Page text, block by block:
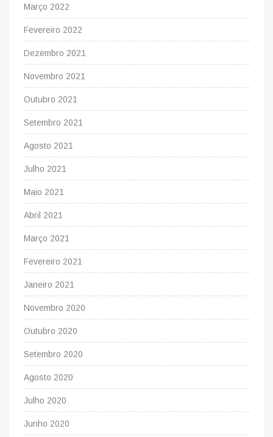
Março 2022
Fevereiro 2022
Dezembro 2021
Novembro 2021
Outubro 2021
Setembro 2021
Agosto 2021
Julho 2021
Maio 2021
Abril 2021
Março 2021
Fevereiro 2021
Janeiro 2021
Novembro 2020
Outubro 2020
Setembro 2020
Agosto 2020
Julho 2020
Junho 2020